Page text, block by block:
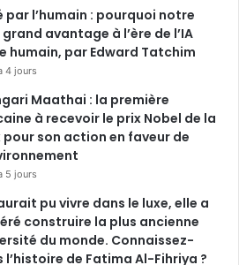
par l’humain : pourquoi notre
avantage à l’ère de l’IA
humain, par Edward Tatchim
4 jours
Maathai : la première
à recevoir le prix Nobel de la
pour son action en faveur de
5 jours
pu vivre dans le luxe, elle a
construire la plus ancienne
du monde. Connaissez-
l’histoire de Fatima Al-Fihriya ?